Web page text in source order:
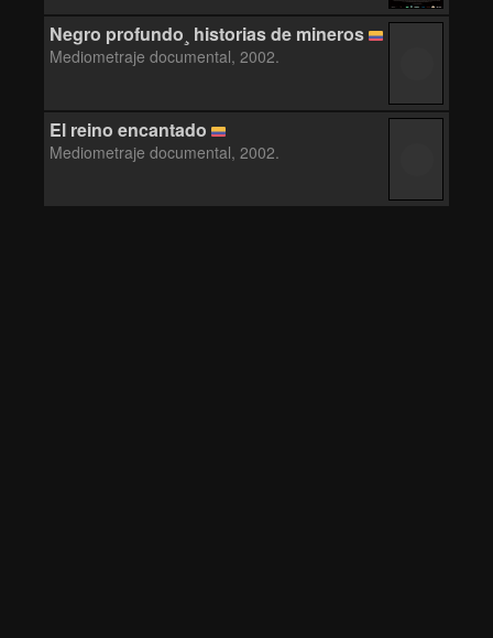
Negro profundo¸ historias de mineros
Mediometraje documental, 2002.
El reino encantado
Mediometraje documental, 2002.